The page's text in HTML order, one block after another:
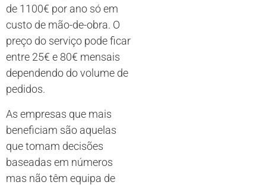
de 1100€ por ano só em
custo de mão-de-obra. O
preço do serviço pode ficar
entre 25€ e 80€ mensais
dependendo do volume de
pedidos.
As empresas que mais
beneficiam são aquelas
que tomam decisões
baseadas em números
mas não têm equipa de